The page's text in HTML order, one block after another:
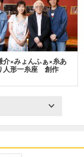
介×みょんふぁ×糸あ
人形一糸座 創作